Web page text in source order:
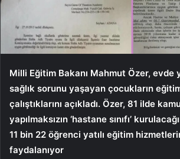
Milli Eğitim Bakanı Mahmut Özer, evde
sağlık sorunu yaşayan çocukların
çalıştıklarını açıkladı. Özer, 81 ilde
yapılmaksızın ‘hastane sınıfı’
11 bin 22 öğrenci yatılı eğitim
faydalanıyor